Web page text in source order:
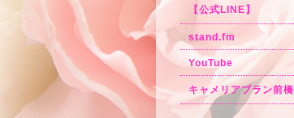
【公式LINE】
stand.fm
YouTube
キャメリアブラン前橋